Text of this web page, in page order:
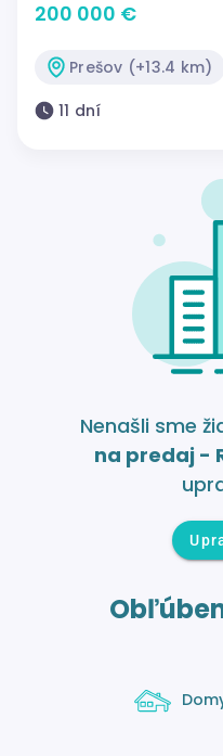
200 000 €
Prešov (+13.4 km)
11 dní
Nenašli sme
na predaj -